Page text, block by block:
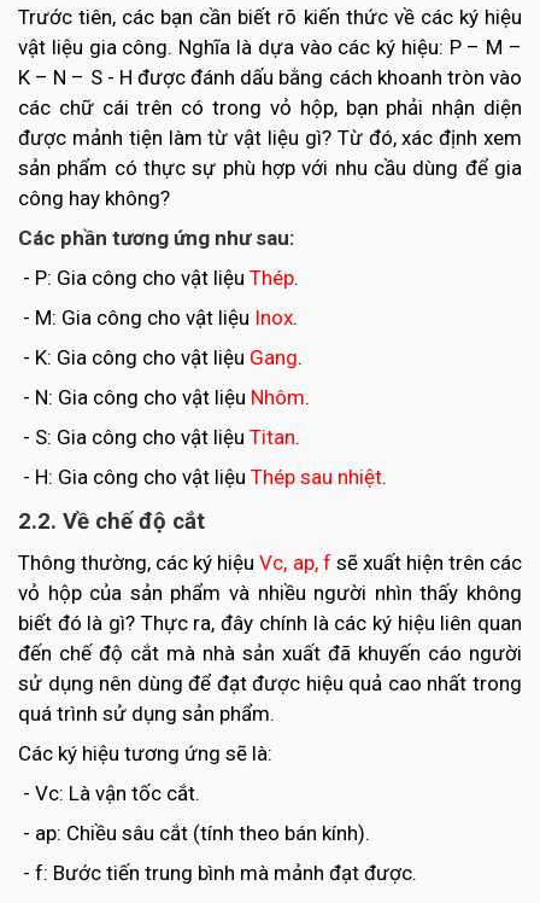
Trước tiên, các bạn cần biết rõ kiến thức về các ký hiệu
vật liệu gia công. Nghĩa là dựa vào các ký hiệu: P – M –
K – N – S - H được đánh dấu bằng cách khoanh tròn vào
các chữ cái trên có trong vỏ hộp, bạn phải nhận diện
được mảnh tiện làm từ vật liệu gì? Từ đó, xác định xem
sản phẩm có thực sự phù hợp với nhu cầu dùng để gia
công hay không?
Các phần tương ứng như sau:
- P: Gia công cho vật liệu Thép.
- M: Gia công cho vật liệu Inox.
- K: Gia công cho vật liệu Gang.
- N: Gia công cho vật liệu Nhôm.
- S: Gia công cho vật liệu Titan.
- H: Gia công cho vật liệu Thép sau nhiệt.
2.2. Về chế độ cắt
Thông thường, các ký hiệuVc, ap, f sẽ xuất hiện trên các
vỏ hộp của sản phẩm và nhiều người nhìn thấy không
biết đó là gì? Thực ra, đây chính là các ký hiệu liên quan
đến chế độ cắt mà nhà sản xuất đã khuyến cáo người
sử dụng nên dùng để đạt được hiệu quả cao nhất trong
quá trình sử dụng sản phẩm.
Các ký hiệu tương ứng sẽ là:
- Vc: Là vận tốc cắt.
- ap: Chiều sâu cắt (tính theo bán kính).
- f: Bước tiến trung bình mà mảnh đạt được.